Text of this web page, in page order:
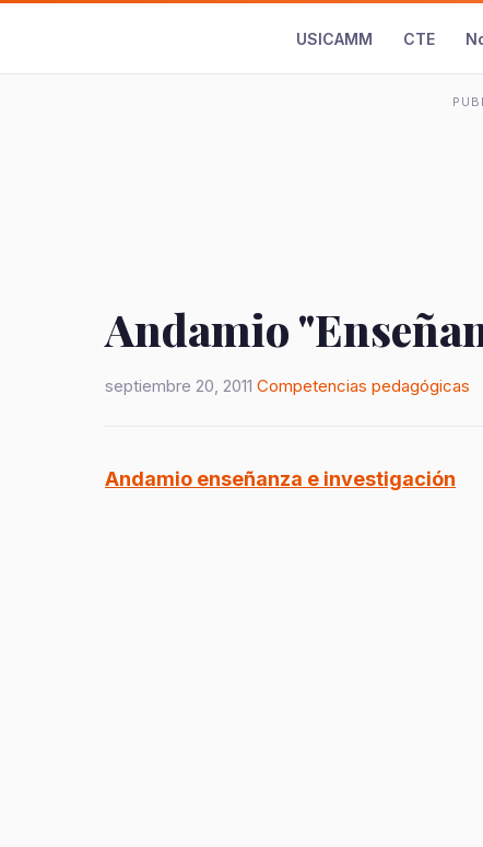
USICAMM CTE
Andamio
septiembre 20, 2011 Competencias pedagógicas
Andamio enseñanza e investigación